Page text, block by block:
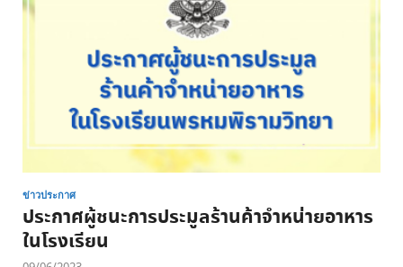
ข่าวประกาศ
ประกาศผู้ชนะการประมูลร้านค้าจำหน่ายอาหาร
ในโรงเรียน